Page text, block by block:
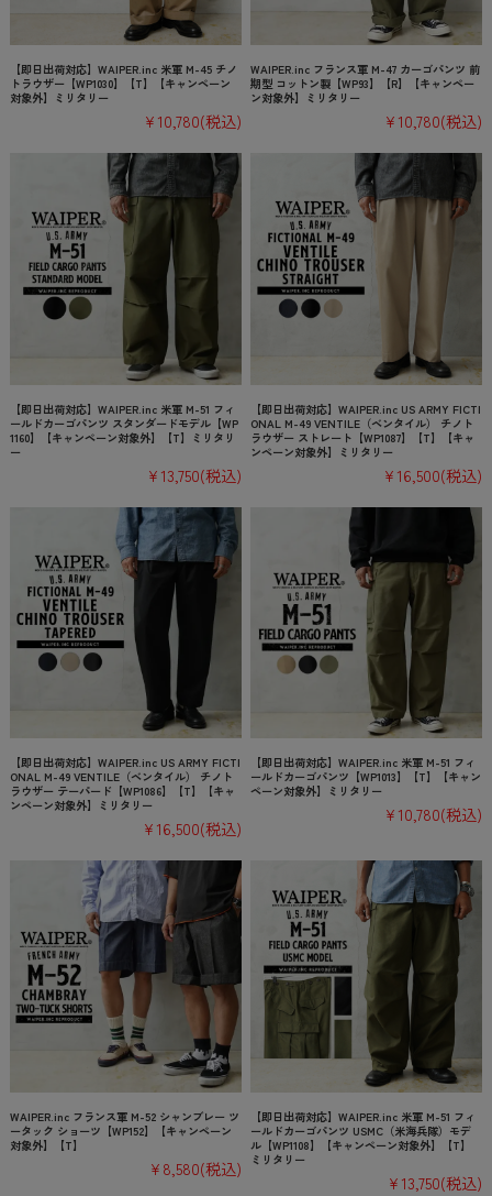
【即日出荷対応】WAIPER.inc 米軍 M-45 チノ
トラウザー【WP1030】【T】【キャンペーン
対象外】ミリタリー
¥10,780(税込)
WAIPER.inc フランス軍 M-47 カーゴパンツ 前
期型 コットン製【WP93】【R】【キャンペー
ン対象外】ミリタリー
¥10,780(税込)
【即日出荷対応】WAIPER.inc 米軍 M-51 フィ
ールドカーゴパンツ スタンダードモデル【WP
1160】【キャンペーン対象外】【T】ミリタリ
ー
¥13,750(税込)
【即日出荷対応】WAIPER.inc US ARMY FICTI
ONAL M-49 VENTILE（ベンタイル） チノト
ラウザー ストレート【WP1087】【T】【キャ
ンペーン対象外】ミリタリー
¥16,500(税込)
【即日出荷対応】WAIPER.inc US ARMY FICTI
ONAL M-49 VENTILE（ベンタイル） チノト
ラウザー テーパード【WP1086】【T】【キャ
ンペーン対象外】ミリタリー
¥16,500(税込)
【即日出荷対応】WAIPER.inc 米軍 M-51 フィ
ールドカーゴパンツ【WP1013】【T】【キャン
ペーン対象外】ミリタリー
¥10,780(税込)
WAIPER.inc フランス軍 M-52 シャンブレー ツ
ータック ショーツ【WP152】【キャンペーン
対象外】【T】
¥8,580(税込)
【即日出荷対応】WAIPER.inc 米軍 M-51 フィ
ールドカーゴパンツ USMC（米海兵隊）モデ
ル【WP1108】【キャンペーン対象外】【T】
ミリタリー
¥13,750(税込)